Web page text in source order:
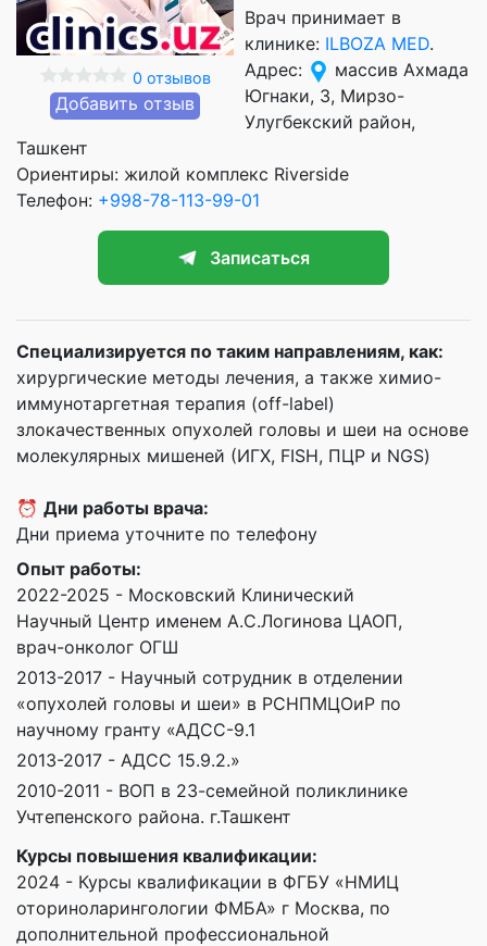
0 отзывов
Добавить отзыв
Врач принимает в
клинике: ILBOZA MED.
Адрес:
массив Ахмада
Югнаки, 3, Мирзо-
Улугбекский район,
Ташкент
Ориентиры: жилой комплекс Riverside
Телефон: +998-78-113-99-01
Записаться
Специализируется по таким направлениям, как:
хирургические методы лечения, а также химио-
иммунотаргетная терапия (off-label)
злокачественных опухолей головы и шеи на основе
молекулярных мишеней (ИГХ, FISH, ПЦР и NGS)
⏰ Дни работы врача:
Дни приема уточните по телефону
Опыт работы:
2022-2025 - Московский Клинический
Научный Центр именем А.С.Логинова ЦАОП,
врач-онколог ОГШ
2013-2017 - Научный сотрудник в отделении
«опухолей головы и шеи» в РСНПМЦОиР по
научному гранту «АДСС-9.1
2013-2017 - АДСС 15.9.2.»
2010-2011 - ВОП в 23-семейной поликлинике
Учтепенского района. г.Ташкент
Курсы повышения квалификации:
2024 - Курсы квалификации в ФГБУ «НМИЦ
оториноларингологии ФМБА» г Москва, по
дополнительной профессиональной